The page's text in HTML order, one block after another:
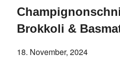
Brokkoli &
18. November, 2024